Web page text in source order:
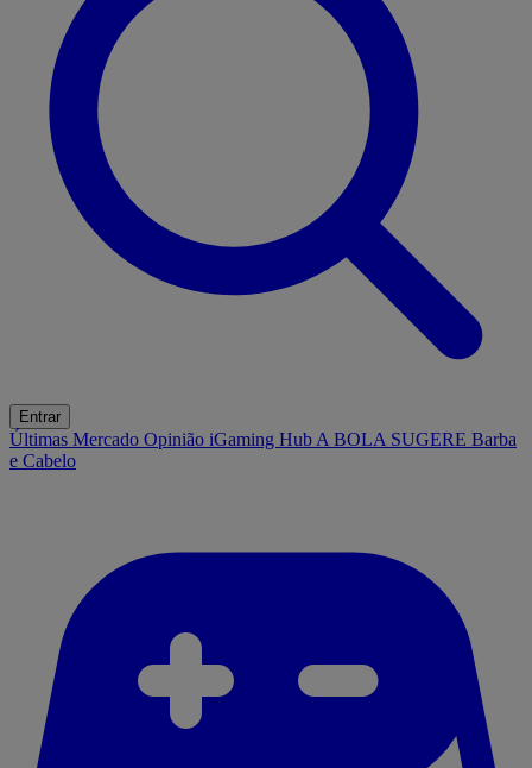
Entrar
Últimas Mercado Opinião iGaming Hub A BOLA SUGERE Barba
e Cabelo